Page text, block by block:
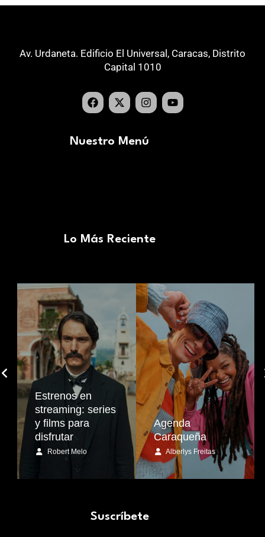
Av. Urdaneta. Edificio El Universal, Caracas, Distrito
Capital 1010
Nuestro Menú
Lo Más Reciente
Estrenos en
streaming: series
y films para
disfrutar
Robert Melo
Agenda
Caraqueña
Alberlys Freitas
Suscríbete